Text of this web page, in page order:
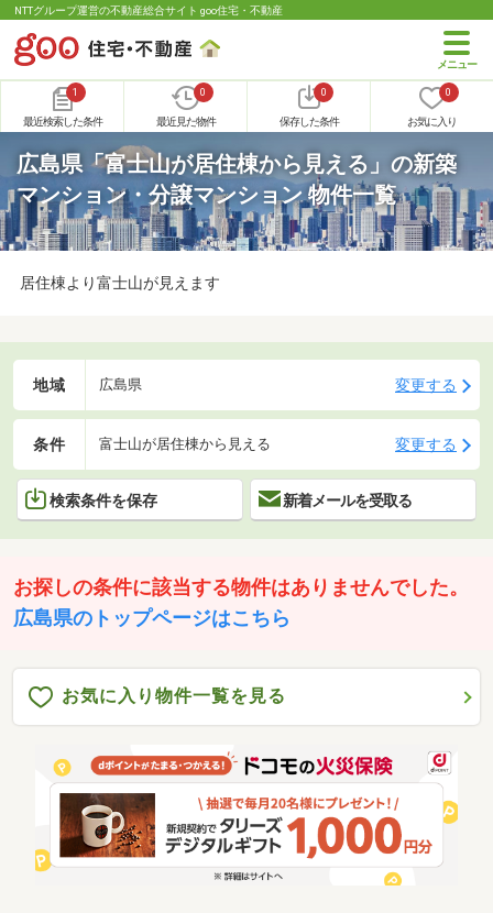
NTTグループ運営の不動産総合サイト goo住宅・不動産
1
最近検索した条件
0
最近見た物件
0
保存した条件
0
お気に入り
広島県「富士山が居住棟から見える」の新築
マンション・分譲マンション 物件一覧
居住棟より富士山が見えます
地域 広島県 変更する
条件 富士山が居住棟から見える 変更する
検索条件を保存 新着メールを受取る
お探しの条件に該当する物件はありませんでした。
広島県のトップページはこちら
お気に入り物件一覧を見る